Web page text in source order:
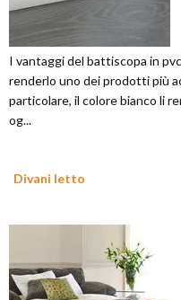
I vantaggi del battiscopa in
renderlo uno dei prodotti più
particolare, il colore bianco li
og...
Divani letto